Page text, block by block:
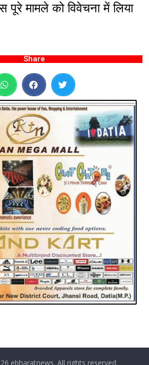
पूरे मामले को विवेचना में लिया
Share
ebharatnews. All rights reserved.